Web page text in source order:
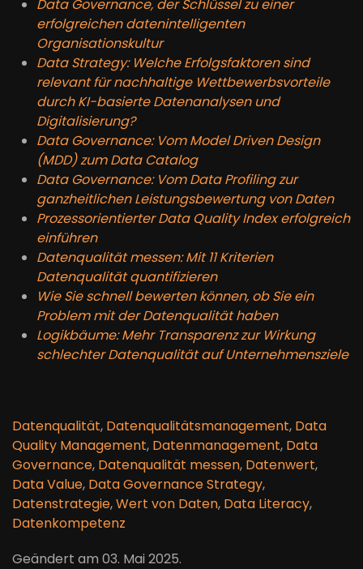
Data Governance, der Schlüssel zu einer
erfolgreichen datenintelligenten
Organisationskultur
Data Strategy: Welche Erfolgsfaktoren sind
relevant für nachhaltige Wettbewerbsvorteile
durch KI-basierte Datenanalysen und
Digitalisierung?
Data Governance: Vom Model Driven Design
(MDD) zum Data Catalog
Data Governance: Vom Data Profiling zur
ganzheitlichen Leistungsbewertung von Daten
Prozessorientierter Data Quality Index erfolgreich
einführen
Datenqualität messen: Mit 11 Kriterien
Datenqualität quantifizieren
Wie Sie schnell bewerten können, ob Sie ein
Problem mit der Datenqualität haben
Logikbäume: Mehr Transparenz zur Wirkung
schlechter Datenqualität auf Unternehmensziele
Datenqualität, Datenqualitätsmanagement, Data
Quality Management, Datenmanagement, Data
Governance, Datenqualität messen, Datenwert,
Data Value, Data Governance Strategy,
Datenstrategie,Wert von Daten, Data Literacy,
Datenkompetenz
Geändert am 03. Mai 2025.